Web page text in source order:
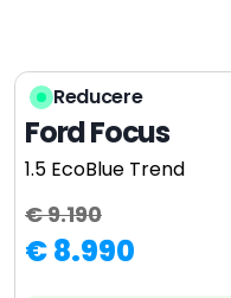
Reducere
Ford Focus
1.5 EcoBlue Trend
€ 9.190
€ 8.990